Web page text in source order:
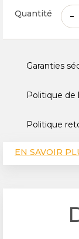
Quantité
Garanties
Politique de
Politique
EN SAVOIR